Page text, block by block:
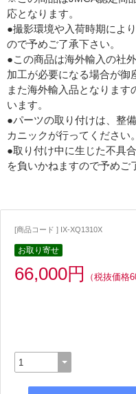
応となります。
●撮影環境や入荷時期によ
ので予めご了承下さい。
●この商品は海外輸入の社
加工が必要になる場合が御
また海外輸入品となりま
います。
●パーツの取り付けは、整
カニックが行ってください。
●取り付け中に生じた不具
を負いかねますので予めご
[商品コード ] IX-XQ1310X
お取り寄せ
66,000円 （税抜価格